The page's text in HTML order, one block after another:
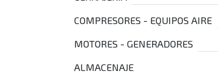
COMPRESORES - EQUIPOS AIRE
MOTORES - GENERADORES
ALMACENAJE